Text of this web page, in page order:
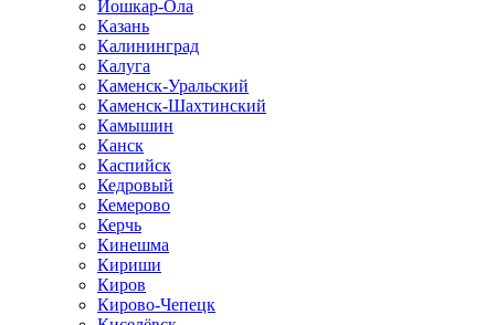
Йошкар-Ола
Казань
Калининград
Калуга
Каменск-Уральский
Каменск-Шахтинский
Камышин
Канск
Каспийск
Кедровый
Кемерово
Керчь
Кинешма
Кириши
Киров
Кирово-Чепецк